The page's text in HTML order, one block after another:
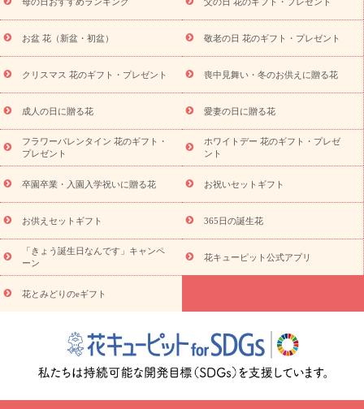
供え・お悔やみ商品一覧
お供え・お悔やみの花
四十九日法要以
お供え プリザーブドフラワー
ペットのお供えフラワー
お盆（新
盆・初盆）
その他 お祝い返し お見舞い
お取り寄せギフト
ビジネス用
ご自宅用 観葉植物 ミディ胡蝶蘭
プリザーブ
ドフラワー
スタイルから探す アレンジメント 花束
スタ
ンド花
お祝い お供え・お悔やみ 胡蝶蘭 胡蝶蘭・花鉢
ディ胡蝶蘭・お祝い
ミディ胡蝶蘭・お供え
世界初の青色胡蝶蘭
観葉植物
観葉植物 産直多肉植物
プリザーブドフラワー
お祝い
お供え・お悔やみ 花とセットギフト
セミオーダー
プチギフト（hanamore -ハナモア-）
花とみどりのeギフト
キューピットのeGfit
カラー ピンク イエローオレンジ
レッ
ド
お花の種類 トルコキキョウ
お祝い お祝い・3000円～ お祝い・4000円～
お祝い・
5000円～
お祝い・7000円～ お祝い・ 10000円～
お供え・お
悔やみ
円～
お供え・お悔やみ・
読み物
いのマナー
定年退職祝いのマナー
お祝いを贈るときのマナー・
花キューピットのお祝いコラム一覧
誕生日のお花を「色
彩心理学」で選ぶ方法
結婚祝いの予算相場
出産祝いお役立ち情
お盆 花（新盆・初盆） 敬老の日 花のギフト・プレゼント
クリスマス 花のギフト・プレゼント 喪中見舞い・冬のお供えに贈る花
成人の日に贈る花 愛妻の日に贈る花
フラワーバレンタイン 花のギフト・
プレゼント
ホワイトデー 花のギフト・プレゼ
ント
卒園卒業・入園入学祝いに贈る花 お祝いセットギフト
お供えセットギフト 365日の誕生花
「きょう誕生日なんです」キャンペ
ーン
花キューピット公式アプリ
花とみどりのeギフト